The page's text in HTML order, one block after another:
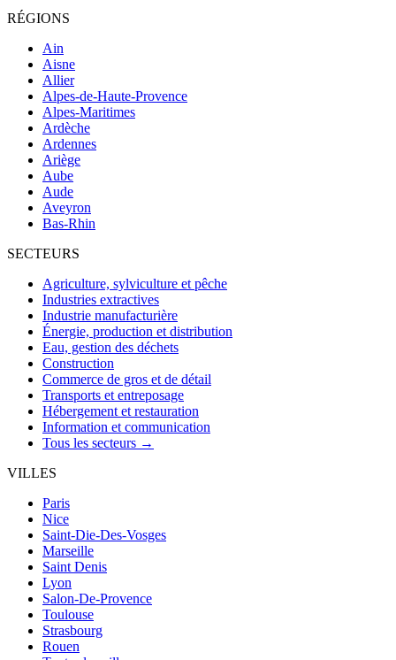
RÉGIONS
Ain
Aisne
Allier
Alpes-de-Haute-Provence
Alpes-Maritimes
Ardèche
Ardennes
Ariège
Aube
Aude
Aveyron
Bas-Rhin
SECTEURS
Agriculture, sylviculture et pêche
Industries extractives
Industrie manufacturière
Énergie, production et distribution
Eau, gestion des déchets
Construction
Commerce de gros et de détail
Transports et entreposage
Hébergement et restauration
Information et communication
Tous les secteurs →
VILLES
Paris
Nice
Saint-Die-Des-Vosges
Marseille
Saint Denis
Lyon
Salon-De-Provence
Toulouse
Strasbourg
Rouen